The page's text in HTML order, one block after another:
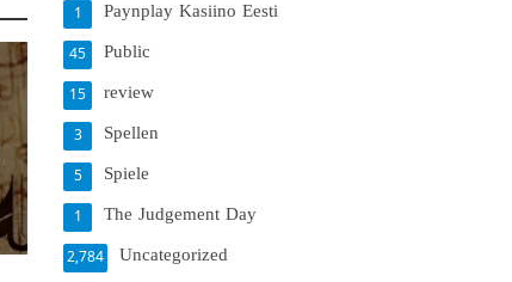
Paynplay Kasiino Eesti
1
Public
45
review
15
Spellen
3
Spiele
5
The Judgement Day
1
Uncategorized
2,784